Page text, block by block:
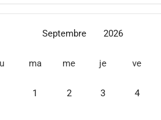
Septembre 2026
lu ma me je ve
1 2 3 4